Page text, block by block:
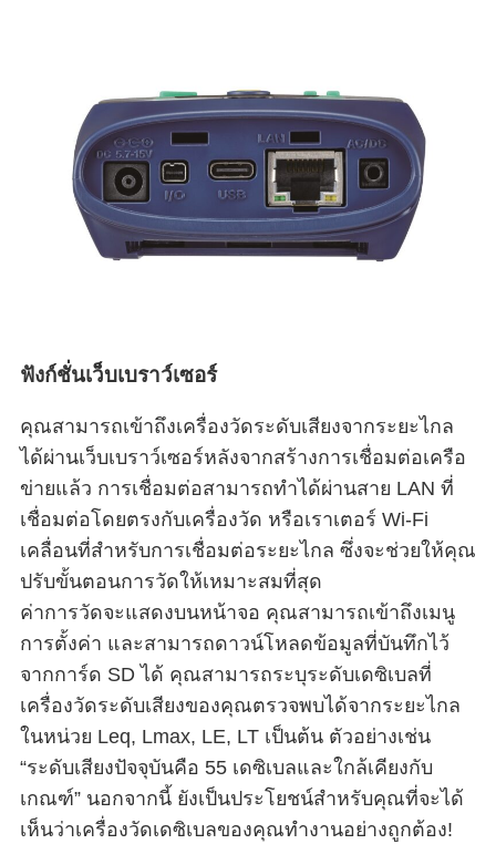
ฟังก์ชั่นเว็บเบราว์เซอร์
คุณสามารถเข้าถึงเครื่องวัดระดับเสียงจากระยะไกล
ได้ผ่านเว็บเบราว์เซอร์หลังจากสร้างการเชื่อมต่อเครือ
ข่ายแล้ว การเชื่อมต่อสามารถทำได้ผ่านสาย LAN ที่
เชื่อมต่อโดยตรงกับเครื่องวัด หรือเราเตอร์ Wi-Fi
เคลื่อนที่สำหรับการเชื่อมต่อระยะไกล ซึ่งจะช่วยให้คุณ
ปรับขั้นตอนการวัดให้เหมาะสมที่สุด
ค่าการวัดจะแสดงบนหน้าจอ คุณสามารถเข้าถึงเมนู
การตั้งค่า และสามารถดาวน์โหลดข้อมูลที่บันทึกไว้
จากการ์ด SD ได้ คุณสามารถระบุระดับเดซิเบลที่
เครื่องวัดระดับเสียงของคุณตรวจพบได้จากระยะไกล
ในหน่วย Leq, Lmax, LE, LT เป็นต้น ตัวอย่างเช่น
“ระดับเสียงปัจจุบันคือ 55 เดซิเบลและใกล้เคียงกับ
เกณฑ์” นอกจากนี้ ยังเป็นประโยชน์สำหรับคุณที่จะได้
เห็นว่าเครื่องวัดเดซิเบลของคุณทำงานอย่างถูกต้อง!